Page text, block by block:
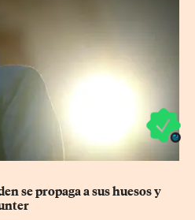
se propaga a sus huesos y